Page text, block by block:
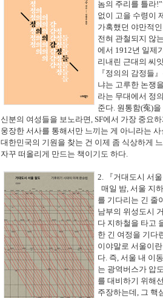
놈의 주리를 틀라!”
없이 고을 수령이
가혹했던 야만적
전혀 관철되지 않
에서 1912년 일제
리내린 근대의 씨
『정의의 감정들』
냐는 고루한 논쟁
라는 무대에서 정
준다. 원통함(寃)
신분의 여성들을 보노라면, SF에서 가장 중요
웅장한 서사를 통해서만 느끼는 게 아니라는
대한민국의 기원을 찾는 건 이제 좀 식상하게
자꾸 떠올리게 만드는 책이기도 하다.
2. 『거대도시 서
매일 밤, 서울 지
를 기다리는 긴 줄
남부의 위성도시
다 지하철을 타고
한 긴 여정을 기다
이야말로 서울이
다. 즉, 서울 내 이
는 광역버스가 압
를 대비하기 위해
주장하는데, 그 핵